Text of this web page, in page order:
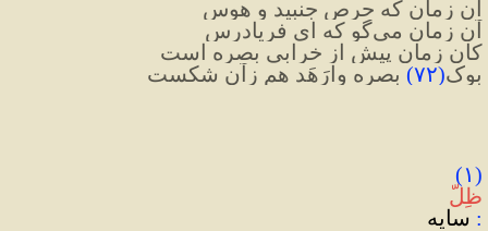
آن زمان که حرص جنبید و هوس
آن زمان می‌گو که ای فریادرس
کان زمان پیش از خرابی بصره است
بوک(۷۲) بصره وارَهَد هم زآن شکست
(۱)
ظِلّ
: سایه